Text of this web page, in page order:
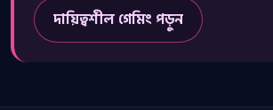
দায়িত্বশীল গেমিং পড়ুন